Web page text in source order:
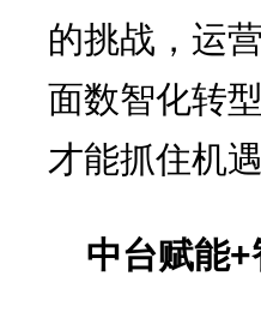
的挑战，运
面数智化转
才能抓住机
中台赋能